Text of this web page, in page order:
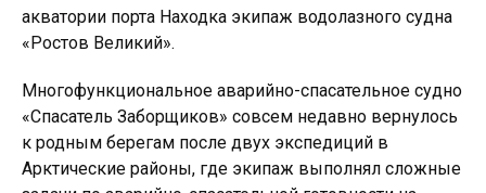
акватории порта Находка экипаж водолазного судна
«Ростов Великий».
Многофункциональное аварийно-спасательное судно
«Спасатель Заборщиков» совсем недавно вернулось
к родным берегам после двух экспедиций в
Арктические районы, где экипаж выполнял сложные